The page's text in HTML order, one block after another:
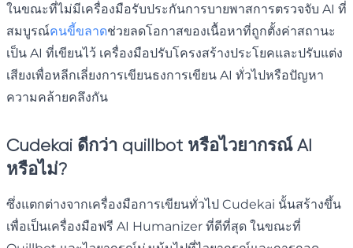
ในขณะที่ไม่มีเครื่องมือรับประกันการบายพาสการตรวจจับ AI ที่
สมบูรณ์คนขี้ขลาดช่วยลดโอกาสของเนื้อหาที่ถูกตั้งค่าสถานะ
เป็น AI ที่เขียนไว้ เครื่องมือปรับโครงสร้างประโยคและปรับแต่ง
เสียงเพื่อหลีกเลี่ยงการเขียนธงการเขียน AI ทั่วไปหรือปัญหา
ความคล้ายคลึงกัน
Cudekai ดีกว่า quillbot หรือไวยากรณ์ AI
หรือไม่?
ซึ่งแตกต่างจากเครื่องมือการเขียนทั่วไป Cudekai นั้นสร้างขึ้น
เพื่อเป็นเครื่องมือฟรี AI Humanizer ที่ดีที่สุด ในขณะที่